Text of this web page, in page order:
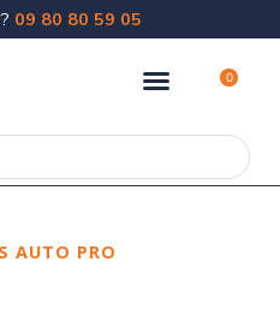
09 80 80 59 05
0
AUTO PRO